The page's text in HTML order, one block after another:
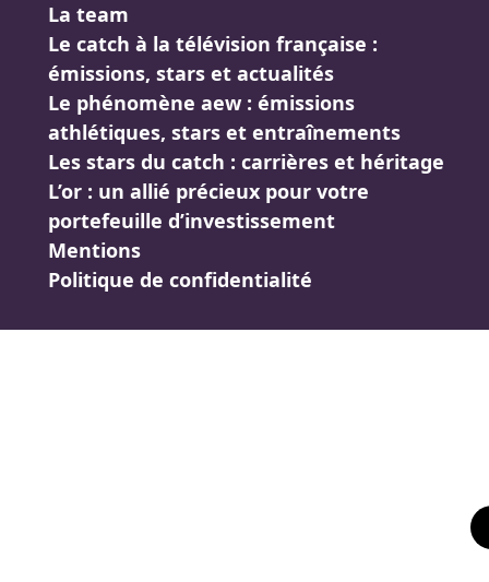
La team
Le catch à la télévision française :
émissions, stars et actualités
Le phénomène aew : émissions
athlétiques, stars et entraînements
Les stars du catch : carrières et héritage
L’or : un allié précieux pour votre
portefeuille d’investissement
Mentions
Politique de confidentialité